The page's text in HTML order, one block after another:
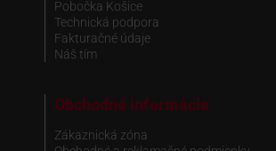
Pobočka Košice
Technická podpora
Fakturačné údaje
Náš tím
Obchodné informácie
Zákaznická zóna